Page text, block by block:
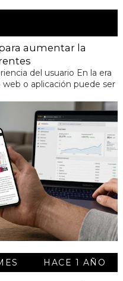
aumentar la
del usuario En la era
o aplicación puede ser
HACE 1 AÑO